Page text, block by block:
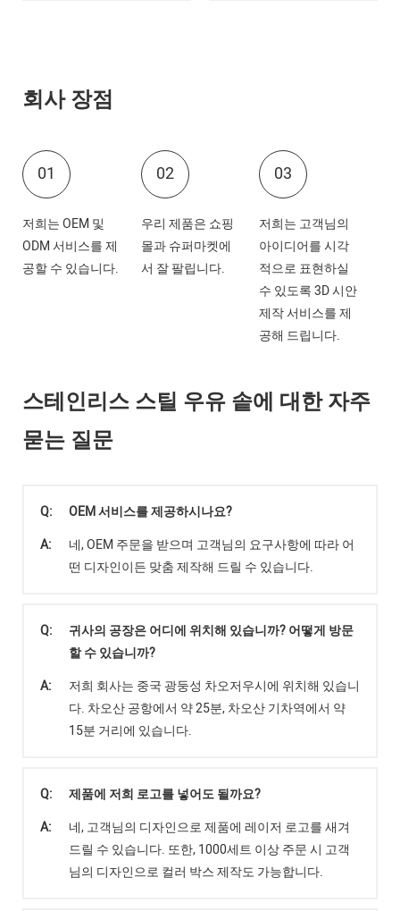
회사 장점
01
저희는 OEM 및
ODM 서비스를 제
공할 수 있습니다.
02
우리 제품은 쇼핑
몰과 슈퍼마켓에
서 잘 팔립니다.
03
저희는 고객님의
아이디어를 시각
적으로 표현하실
수 있도록 3D 시안
제작 서비스를 제
공해 드립니다.
스테인리스 스틸 우유 솥에 대한 자주
묻는 질문
Q:
OEM 서비스를 제공하시나요?
A:
네, OEM 주문을 받으며 고객님의 요구사항에 따라 어
떤 디자인이든 맞춤 제작해 드릴 수 있습니다.
Q:
귀사의 공장은 어디에 위치해 있습니까? 어떻게 방문
할 수 있습니까?
A:
저희 회사는 중국 광둥성 차오저우시에 위치해 있습니
다. 차오산 공항에서 약 25분, 차오산 기차역에서 약
15분 거리에 있습니다.
Q:
제품에 저희 로고를 넣어도 될까요?
A:
네, 고객님의 디자인으로 제품에 레이저 로고를 새겨
드릴 수 있습니다. 또한, 1000세트 이상 주문 시 고객
님의 디자인으로 컬러 박스 제작도 가능합니다.